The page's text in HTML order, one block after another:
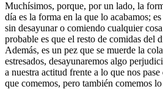
Muchísimos, porque, por un lado, la
día es la forma en la que lo acabamos;
sin desayunar o comiendo cualquier
probable es que el resto de comidas del
Además, es un pez que se muerde la
estresados, desayunaremos algo
a nuestra actitud frente a lo que nos
que comemos, pero también comemos